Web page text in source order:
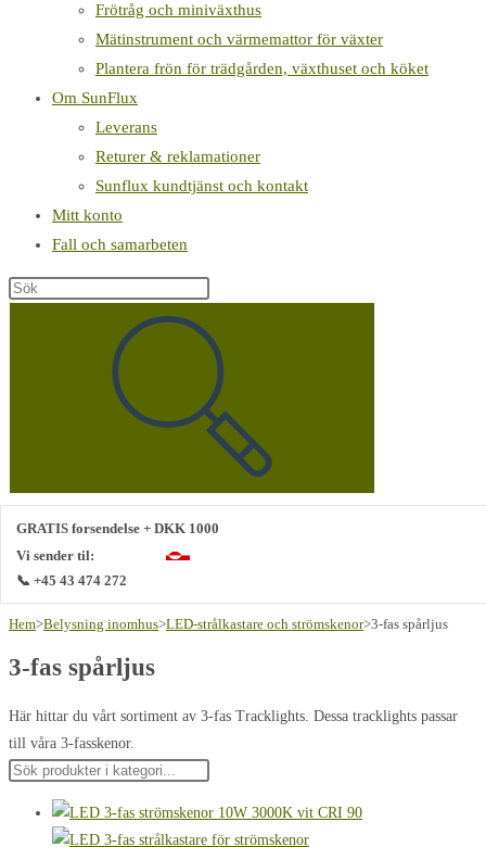
Frötråg och miniväxthus
Mätinstrument och värmemattor för växter
Plantera frön för trädgården, växthuset och köket
Om SunFlux
Leverans
Returer & reklamationer
Sunflux kundtjänst och kontakt
Mitt konto
Fall och samarbeten
Sök
GRATIS forsendelse + DKK 1000
Vi sender til:
📞 +45 43 474 272
Hem>Belysning inomhus>LED-strålkastare och strömskenor>3-fas spårljus
3-fas spårljus
Här hittar du vårt sortiment av 3-fas Tracklights. Dessa tracklights passar
till våra 3-fasskenor.